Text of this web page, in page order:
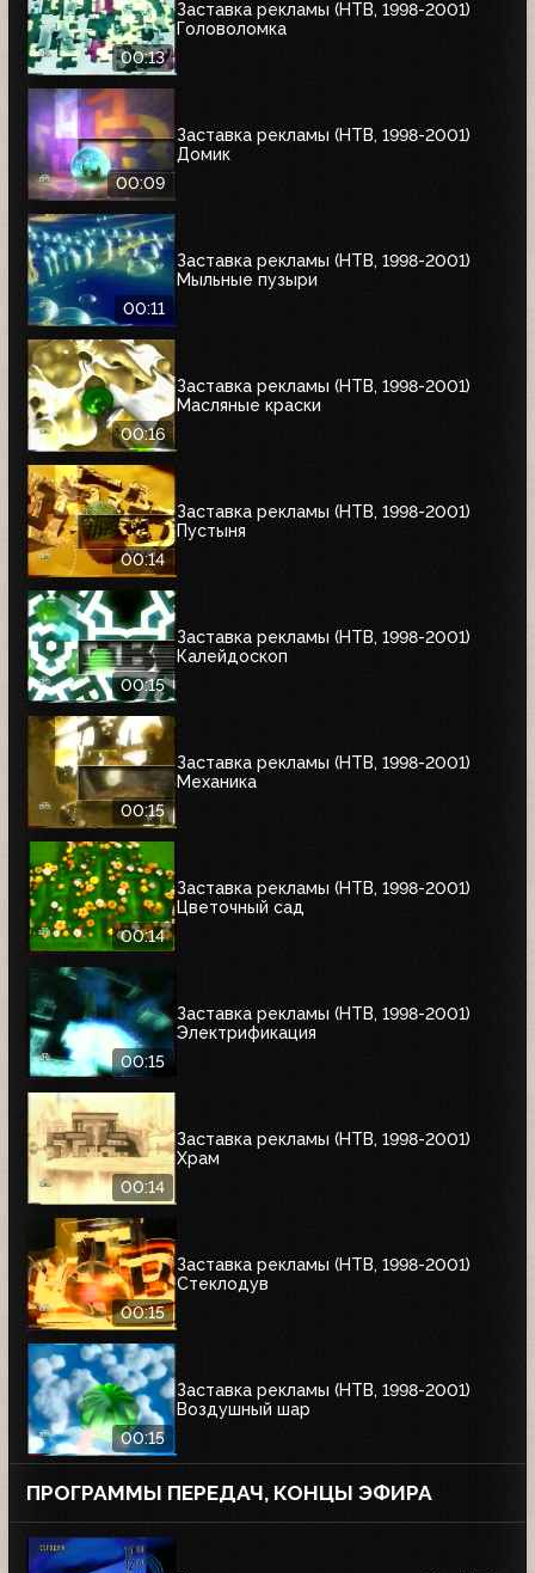
00:13
Заставка рекламы (НТВ, 1998-2001)
Головоломка
00:09
Заставка рекламы (НТВ, 1998-2001)
Домик
00:11
Заставка рекламы (НТВ, 1998-2001)
Мыльные пузыри
00:16
Заставка рекламы (НТВ, 1998-2001)
Масляные краски
00:14
Заставка рекламы (НТВ, 1998-2001)
Пустыня
00:15
Заставка рекламы (НТВ, 1998-2001)
Калейдоскоп
00:15
Заставка рекламы (НТВ, 1998-2001)
Механика
00:14
Заставка рекламы (НТВ, 1998-2001)
Цветочный сад
00:15
Заставка рекламы (НТВ, 1998-2001)
Электрификация
00:14
Заставка рекламы (НТВ, 1998-2001)
Храм
00:15
Заставка рекламы (НТВ, 1998-2001)
Стеклодув
00:15
Заставка рекламы (НТВ, 1998-2001)
Воздушный шар
ПРОГРАММЫ ПЕРЕДАЧ, КОНЦЫ ЭФИРА